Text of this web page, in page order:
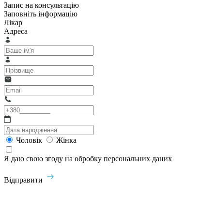
Запис на консультацію
Заповніть інформацію
Лікар
Адреса
Чоловік Жінка
Я даю свою згоду на обробку персональних даних
Відправити